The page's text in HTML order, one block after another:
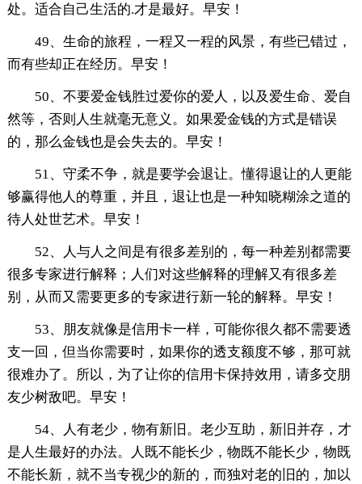
处。适合自己生活的.才是最好。早安！
49、生命的旅程，一程又一程的风景，有些已错过，
而有些却正在经历。早安！
50、不要爱金钱胜过爱你的爱人，以及爱生命、爱自
然等，否则人生就毫无意义。如果爱金钱的方式是错误
的，那么金钱也是会失去的。早安！
51、守柔不争，就是要学会退让。懂得退让的人更能
够赢得他人的尊重，并且，退让也是一种知晓糊涂之道的
待人处世艺术。早安！
52、人与人之间是有很多差别的，每一种差别都需要
很多专家进行解释；人们对这些解释的理解又有很多差
别，从而又需要更多的专家进行新一轮的解释。早安！
53、朋友就像是信用卡一样，可能你很久都不需要透
支一回，但当你需要时，如果你的透支额度不够，那可就
很难办了。所以，为了让你的信用卡保持效用，请多交朋
友少树敌吧。早安！
54、人有老少，物有新旧。老少互助，新旧并存，才
是人生最好的办法。人既不能长少，物既不能长少，物既
不能长新，就不当专视少的新的，而独对老的旧的，加以